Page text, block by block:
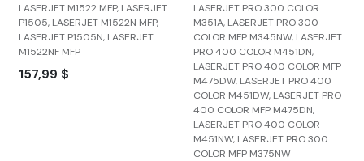
LASERJET M1522 MFP, LASERJET
P1505, LASERJET M1522N MFP,
LASERJET P1505N, LASERJET
M1522NF MFP
157,99 $
LASERJET PRO 300 COLOR
M351A, LASERJET PRO 300
COLOR MFP M345NW, LASERJET
PRO 400 COLOR M451DN,
LASERJET PRO 400 COLOR MFP
M475DW, LASERJET PRO 400
COLOR M451DW, LASERJET PRO
400 COLOR MFP M475DN,
LASERJET PRO 400 COLOR
M451NW, LASERJET PRO 300
COLOR MFP M375NW